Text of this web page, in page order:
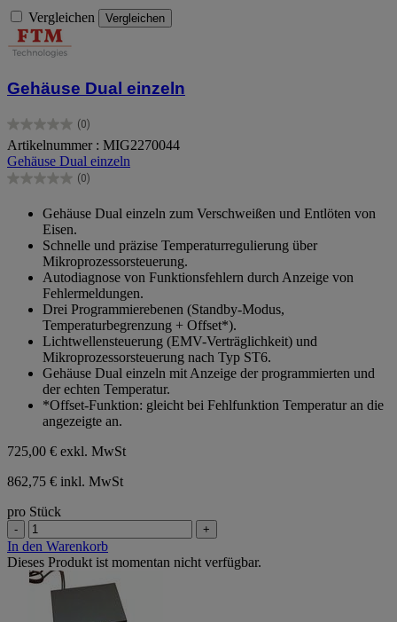
Vergleichen Vergleichen
Gehäuse Dual einzeln
(0)
0.0
von
5
Sternen.
Artikelnummer : MIG2270044
Gehäuse Dual einzeln
(0)
0.0
Sternen.
Gehäuse Dual einzeln zum Verschweißen und Entlöten von
Eisen.
Schnelle und präzise Temperaturregulierung über
Mikroprozessorsteuerung.
Autodiagnose von Funktionsfehlern durch Anzeige von
Fehlermeldungen.
Drei Programmierebenen (Standby-Modus,
Temperaturbegrenzung + Offset*).
Lichtwellensteuerung (EMV-Verträglichkeit) und
Mikroprozessorsteuerung nach Typ ST6.
Gehäuse Dual einzeln mit Anzeige der programmierten und
der echten Temperatur.
*Offset-Funktion: gleicht bei Fehlfunktion Temperatur an die
angezeigte an.
725,00 € exkl. MwSt
862,75 € inkl. MwSt
pro Stück
- +
In den Warenkorb
Dieses Produkt ist momentan nicht verfügbar.